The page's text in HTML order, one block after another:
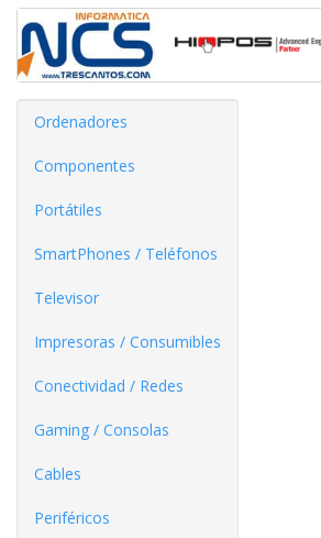
Ordenadores
Componentes
Portátiles
SmartPhones / Teléfonos
Televisor
Impresoras / Consumibles
Conectividad / Redes
Gaming / Consolas
Cables
Periféricos